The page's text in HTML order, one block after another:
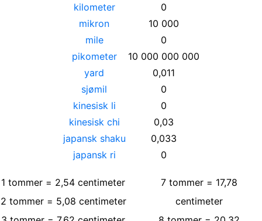
kilometer
0
mikron
10 000
mile
0
pikometer
10 000 000 000
yard
0,011
sjømil
0
kinesisk li
0
kinesisk chi
0,03
japansk shaku
0,033
japansk ri
0
1 tommer = 2,54 centimeter
2 tommer= 5,08 centimeter
7 tommer= 17,78
centimeter